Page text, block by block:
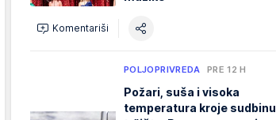
Komentariši
POLJOPRIVREDA PRE 12 H
Požari, suša i visoka
temperatura kroje sudbinu